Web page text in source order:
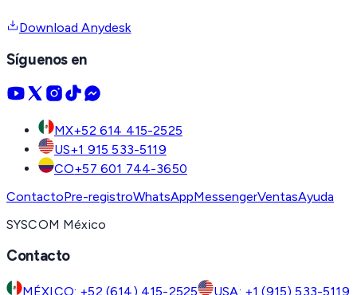
Download Anydesk
Síguenos en
MX+52 614 415-2525
US+1 915 533-5119
CO+57 601 744-3650
ContactoPre-registroWhatsAppMessengerVentasAyuda
SYSCOM México
Contacto
MÉXICO: +52 (614) 415-2525 USA: +1 (915) 533-5119